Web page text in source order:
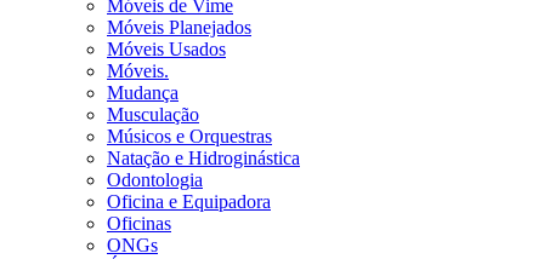
Móveis de Vime
Móveis Planejados
Móveis Usados
Móveis.
Mudança
Musculação
Músicos e Orquestras
Natação e Hidroginástica
Odontologia
Oficina e Equipadora
Oficinas
ONGs